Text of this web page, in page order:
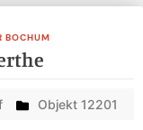
BOCHUM
Objekt 12201